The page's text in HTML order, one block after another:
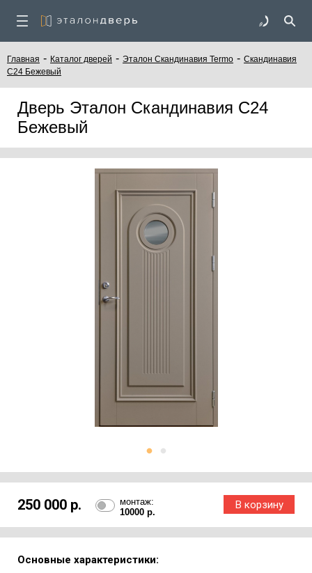
Главная - Каталог дверей - Эталон Скандинавия Termo - Скандинавия
С24 Бежевый
Дверь Эталон Скандинавия С24
Бежевый
250 000 р.
монтаж:
10000 р.
Основные характеристики: